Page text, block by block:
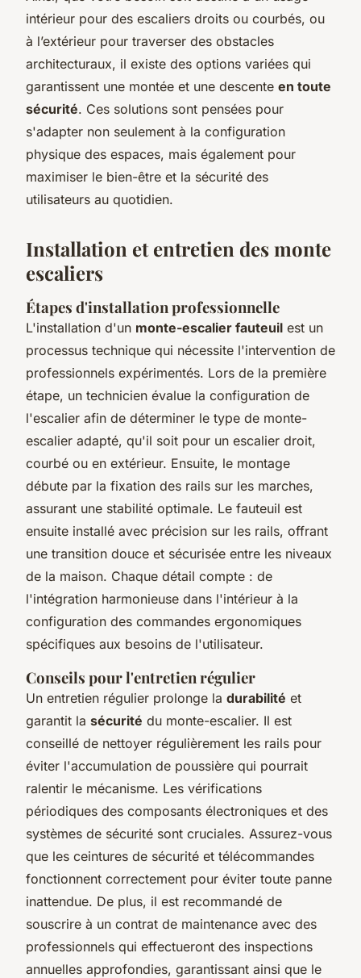
intérieur pour des escaliers droits ou courbés, ou
à l’extérieur pour traverser des obstacles
architecturaux, il existe des options variées qui
garantissent une montée et une descente en toute
sécurité. Ces solutions sont pensées pour
s'adapter non seulement à la configuration
physique des espaces, mais également pour
maximiser le bien-être et la sécurité des
utilisateurs au quotidien.
Installation et entretien des monte
escaliers
Étapes d'installation professionnelle
L'installation d'un monte-escalier fauteuil est un
processus technique qui nécessite l'intervention de
professionnels expérimentés. Lors de la première
étape, un technicien évalue la configuration de
l'escalier afin de déterminer le type de monte-
escalier adapté, qu'il soit pour un escalier droit,
courbé ou en extérieur. Ensuite, le montage
débute par la fixation des rails sur les marches,
assurant une stabilité optimale. Le fauteuil est
ensuite installé avec précision sur les rails, offrant
une transition douce et sécurisée entre les niveaux
de la maison. Chaque détail compte : de
l'intégration harmonieuse dans l'intérieur à la
configuration des commandes ergonomiques
spécifiques aux besoins de l'utilisateur.
Conseils pour l'entretien régulier
Un entretien régulier prolonge la durabilité et
garantit la sécurité du monte-escalier. Il est
conseillé de nettoyer régulièrement les rails pour
éviter l'accumulation de poussière qui pourrait
ralentir le mécanisme. Les vérifications
périodiques des composants électroniques et des
systèmes de sécurité sont cruciales. Assurez-vous
que les ceintures de sécurité et télécommandes
fonctionnent correctement pour éviter toute panne
inattendue. De plus, il est recommandé de
souscrire à un contrat de maintenance avec des
professionnels qui effectueront des inspections
annuelles approfondies, garantissant ainsi que le